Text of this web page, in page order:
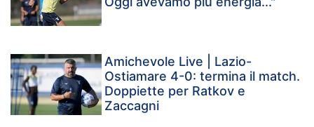
Amichevole Live | Lazio-
Ostiamare 4-0: termina il match.
Doppiette per Ratkov e
Zaccagni